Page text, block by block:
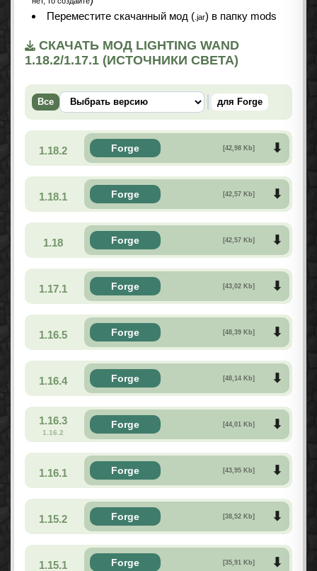
Переместите скачанный мод ( .jar) в папку mods
СКАЧАТЬ МОД LIGHTING WAND
1.18.2/1.17.1 (ИСТОЧНИКИ СВЕТА)
Все для Forge
1.18.2 Forge [42,98 Kb]
1.18.1 Forge [42,57 Kb]
1.18 Forge [42,57 Kb]
1.17.1 Forge [43,02 Kb]
1.16.5 Forge [48,39 Kb]
1.16.4 Forge [48,14 Kb]
1.16.3
1.16.2
Forge [44,01 Kb]
1.16.1 Forge [43,95 Kb]
1.15.2 Forge [38,52 Kb]
1.15.1 Forge [35,91 Kb]